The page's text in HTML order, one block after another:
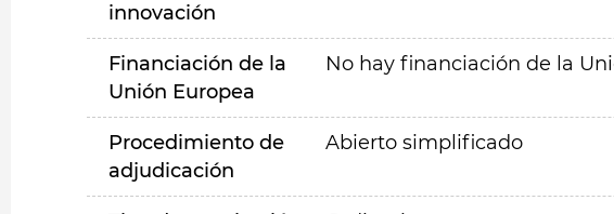
innovación
Financiación de la
Unión Europea
No hay financiación de la
Procedimiento de
adjudicación
Abierto simplificado